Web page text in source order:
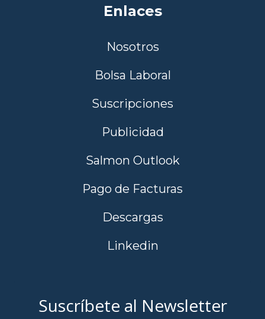
Enlaces
Nosotros
Bolsa Laboral
Suscripciones
Publicidad
Salmon Outlook
Pago de Facturas
Descargas
Linkedin
Suscríbete al Newsletter